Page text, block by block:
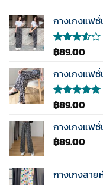
กางเกงแฟ
ให้
ตั้งแต่
1-5
฿89.00
กางเกงแฟ
ให้คะแนน
คะแนน
฿89.00
กางเกงแฟ
฿89.00
กางเกงลาย